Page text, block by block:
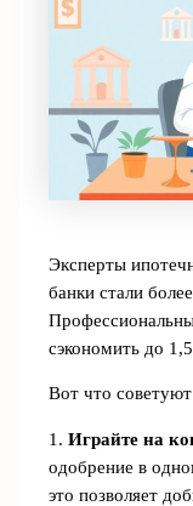
Эксперты
банки стали
сэкономить до
Вот что
1. Играйте на
одобрение в
это позволяет